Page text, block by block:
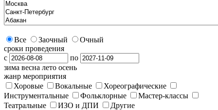
Все Заочный
Очный
сроки проведения
с
по
зима весна лето осень
жанр мероприятия
Хоровые
Вокальные
Хореографические
Инструментальные
Фольклорные
Мастер-классы
Театральные
ИЗО и ДПИ
Другие